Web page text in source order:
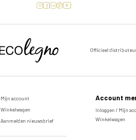
Officieel
Mijn account
Winkelwagen
Aanmelden nieuwsbrief
Account
Inloggen / Mijn
Winkelwagen